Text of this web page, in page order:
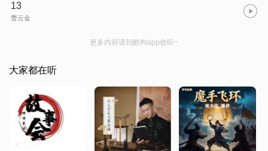
13
曹云金
更多内容请到酷狗app收听~
大家都在听